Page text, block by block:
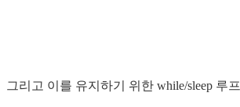
그리고 이를 유지하기 위한 while/sleep 루프